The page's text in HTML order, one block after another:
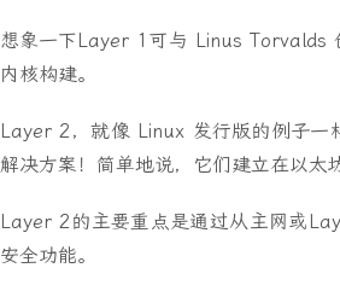
想象一下Layer 1可与 Linus Torvalds
内核构建。
Layer 2，就像 Linux 发行版的例子
解决方案！简单地说，它们建立在以太
Layer 2的主要重点是通过从主网或
安全功能。